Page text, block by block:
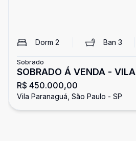
Dorm 2 Ban3
Sobrado
SOBRADO Á VENDA - VILA
PARANAGUÁ
R$ 450.000,00
Vila Paranaguá, São Paulo - SP